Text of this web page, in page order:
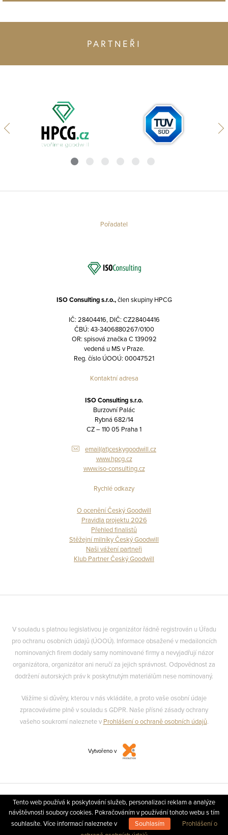
PARTNEŘI
Pořadatel
ISO Consulting s.r.o.,člen skupiny HPCG
IČ: 28404416, DIČ: CZ28404416
ČBÚ: 43-3406880267/0100
OR: spisová značka C 139092
vedená u MS v Praze.
Reg. číslo ÚOOÚ: 00047521
Kontaktní adresa
ISO Consulting s.r.o.
Burzovní Palác
Rybná 682/14
CZ – 110 05 Praha 1
email(at)ceskygoodwill.cz
www.hpcg.cz
www.iso-consulting.cz
Rychlé odkazy
O ocenění Český Goodwill
Pravidla projektu 2026
Přehled finalistů
Stěžejní milníky Český Goodwill
Naši vážení partneři
Klub Partner Český Goodwill
V souladu s platnou legislativou je organizátor řádně registrován u Úřadu
pro ochranu osobních údajů (ÚOOÚ). Informace obsažené v medailoncích
nominovaných firem dodaly samy nominované firmy a nevyjadřují názor
organizátora, organizátor ani neručí za jejich správnost. Odpovědnost za
dodržení autorských práv k poskytnutým materiálům nese nominovaný.
Vážíme si důvěry, kterou v nás vkládáte, a proto vaše osobní údaje
zpracováváme plně v souladu s GDPR. Naše přísné zásady ochrany
vašeho soukromí naleznete v Prohlášení o ochraně osobních údajů.
Vytvořeno v
Tento web používá k poskytování služeb, personalizaci reklam a analýze
návštěvnosti soubory cookies. Pokračováním v používání tohoto webu s tím
souhlasíte. Více informací naleznete v
Souhlasím
Prohlášení o